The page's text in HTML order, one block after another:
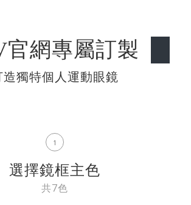
官網專屬訂製
造獨特個人運動眼鏡
1
選擇鏡框主色
共7色